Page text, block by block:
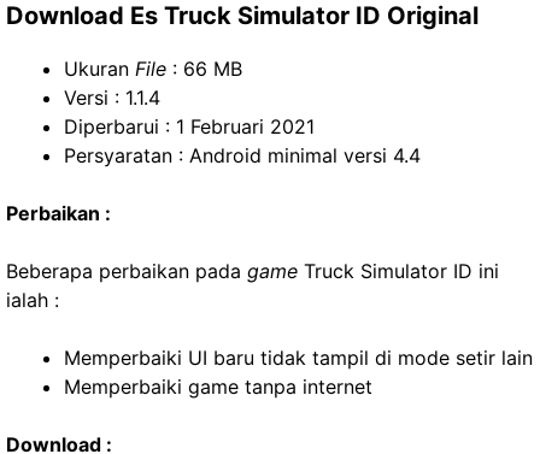
Download Es Truck Simulator ID Original
Ukuran File : 66 MB
Versi : 1.1.4
Diperbarui : 1 Februari 2021
Persyaratan : Android minimal versi 4.4
Perbaikan :
Beberapa perbaikan pada game Truck Simulator ID ini
ialah :
Memperbaiki UI baru tidak tampil di mode setir lain
Memperbaiki game tanpa internet
Download :